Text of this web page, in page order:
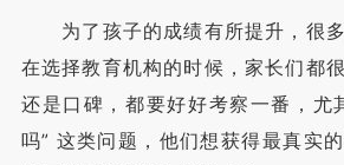
为了孩子的成绩有所提升，很多
在选择教育机构的时候，家长们都
还是口碑，都要好好考察一番，尤
吗” 这类问题，他们想获得最真实